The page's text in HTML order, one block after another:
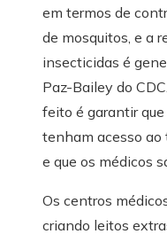
em termos de
de mosquitos, e a
insecticidas é
Paz-Bailey do
feito é garantir
tenham acesso
e que os médicos
Os centros
criando leitos